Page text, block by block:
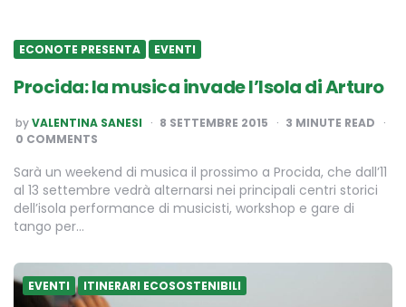
ECONOTE PRESENTA EVENTI
Procida: la musica invade l’Isola di Arturo
POSTED
BY
byVALENTINA SANESI 8 SETTEMBRE 2015 3 MINUTE READ
0 COMMENTS
Sarà un weekend di musica il prossimo a Procida, che dall’11
al 13 settembre vedrà alternarsi nei principali centri storici
dell’isola performance di musicisti, workshop e gare di
tango per…
EVENTI ITINERARI ECOSOSTENIBILI